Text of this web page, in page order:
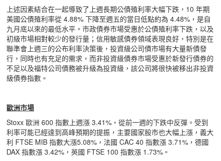
上述因素結合在一起導致了上週長期公債殖利率大幅下跌，10 年期
美國公債殖利率從 4.88% 下降至週五的當日低點約為 4.48%，是自
九月底以來的最低水平。市政債券市場受惠於公債殖利率下跌，以及
初級市場相對較少的發行量；信用敏感債券領域表現良好，特別是在
聯準會上週三的公布利率決策後，投資級公司債市場有大量新債發
行，同時也有充足的需求，而非投資級債券市場受惠於新發行債券的
不足以及福特公司債務被升級為投資級，該公司將很快被移出非投資
級債券指數。
歐洲市場
Stoxx 歐洲 600 指數上週漲 3.41%，從前一週的下跌中反彈。受到
利率可能已經達到高峰預期的提振，主要國家股市也大幅上漲，義大
利 FTSE MIB 指數大漲5.08%，法國 CAC 40 指數漲 3.71%，德國
DAX 指數漲 3.42%，英國 FTSE 100 指數漲 1.73%。